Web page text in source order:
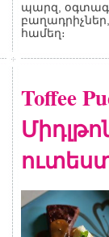
պարզ,
համեղ։
Toffee